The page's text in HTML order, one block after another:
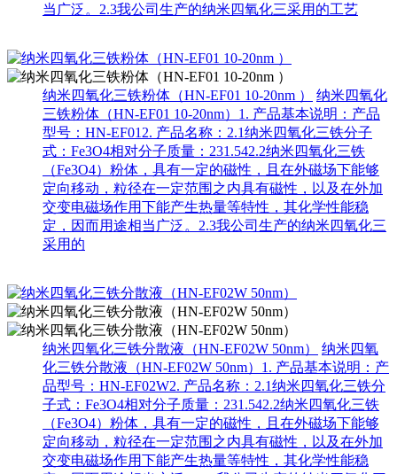
当广泛。2.3我公司生产的纳米四氧化三采用的工艺
纳米四氧化三铁粉体（HN-EF01 10-20nm ）
纳米四氧化
三铁粉体（HN-EF01 10-20nm）1. 产品基本说明：产品
型号：HN-EF012. 产品名称：2.1纳米四氧化三铁分子
式：Fe3O4相对分子质量：231.542.2纳米四氧化三铁
（Fe3O4）粉体，具有一定的磁性，且在外磁场下能够
定向移动，粒径在一定范围之内具有磁性，以及在外加
交变电磁场作用下能产生热量等特性，其化学性能稳
定，因而用途相当广泛。2.3我公司生产的纳米四氧化三
采用的
纳米四氧化三铁分散液（HN-EF02W 50nm）
纳米四氧
化三铁分散液（HN-EF02W 50nm）1. 产品基本说明：产
品型号：HN-EF02W2. 产品名称：2.1纳米四氧化三铁分
子式：Fe3O4相对分子质量：231.542.2纳米四氧化三铁
（Fe3O4）粉体，具有一定的磁性，且在外磁场下能够
定向移动，粒径在一定范围之内具有磁性，以及在外加
交变电磁场作用下能产生热量等特性，其化学性能稳